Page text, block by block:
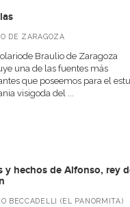
DE ZARAGOZA
Braulio de Zaragoza
una de las fuentes más
que poseemos para el
visigoda del ...
y hechos de Alfonso, rey
BECCADELLI (EL PANORMITA)